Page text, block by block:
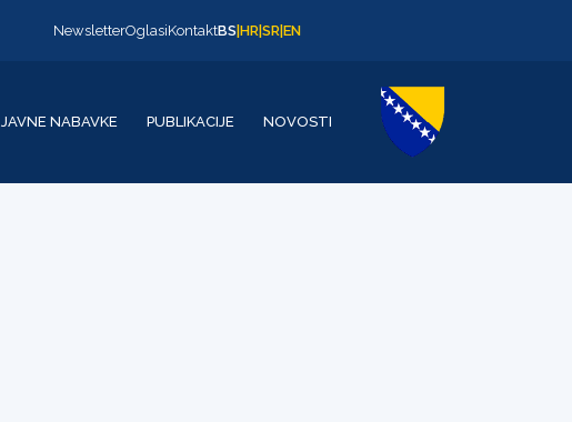
NewsletterOglasiKontaktBS HR SR EN
JAVNE NABAVKE PUBLIKACIJE NOVOSTI